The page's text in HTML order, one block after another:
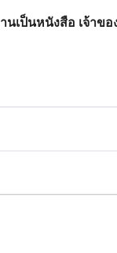
เป็นหนังสือ เจ้าขอ